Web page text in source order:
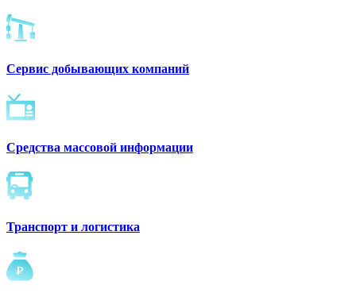
Сервис добывающих компаний
Средства массовой информации
Транспорт и логистика